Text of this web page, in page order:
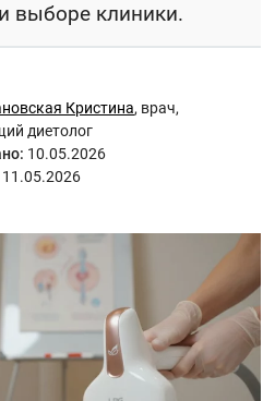
выборе клиники.
Кристина, врач,
диетолог
10.05.2026
11.05.2026